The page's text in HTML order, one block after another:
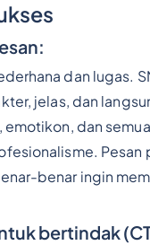
dan lugas.
jelas, dan
dan
Pesan
benar ingin
bertindak